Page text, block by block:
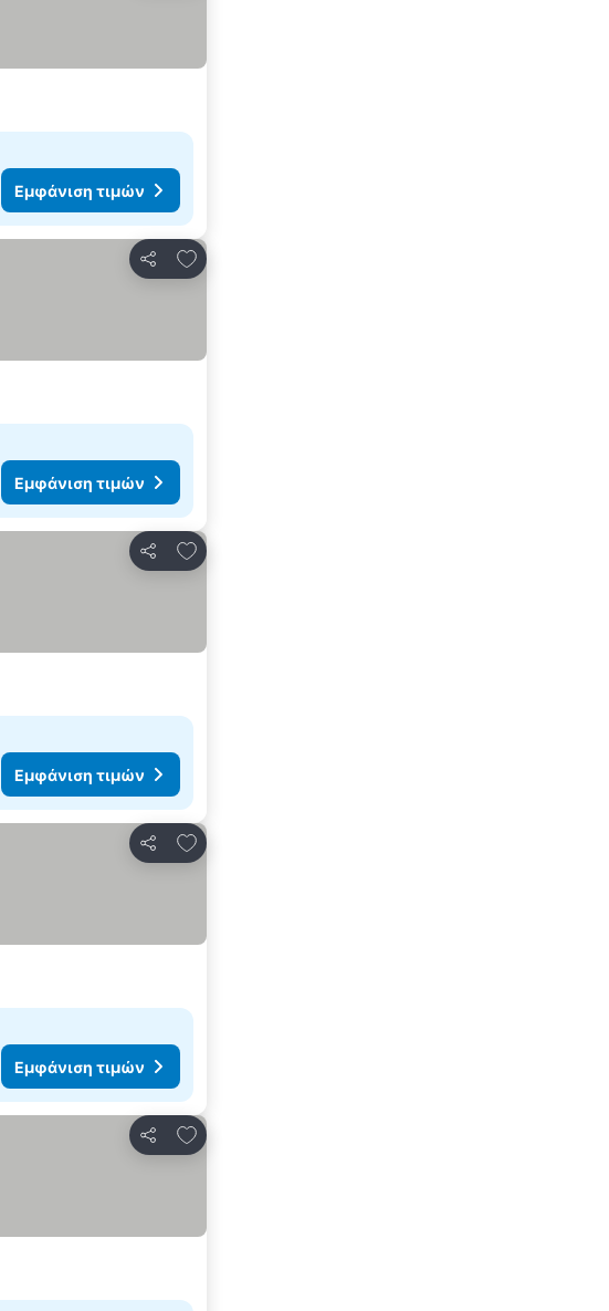
Εμφάνιση τιμών
Κοινοποίηση
Προσθήκη στα αγαπημένα
Εμφάνιση τιμών
Κοινοποίηση
Προσθήκη στα αγαπημένα
Εμφάνιση τιμών
Κοινοποίηση
Προσθήκη στα αγαπημένα
Εμφάνιση τιμών
Κοινοποίηση
Προσθήκη στα αγαπημένα